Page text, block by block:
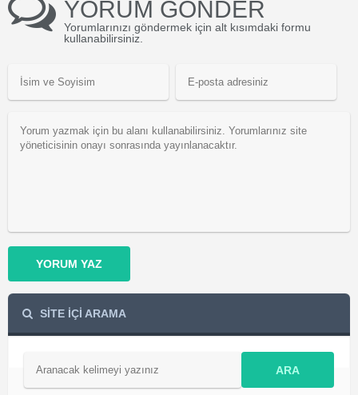
YORUM GÖNDER
Yorumlarınızı göndermek için alt kısımdaki formu
kullanabilirsiniz.
YORUM YAZ
SİTE İÇİ ARAMA
ARA